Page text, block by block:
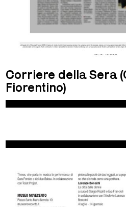
Corriere della Sera
Fiorentino)